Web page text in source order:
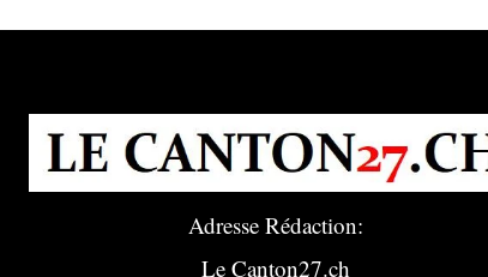
Adresse Rédaction:
Le Canton27.ch